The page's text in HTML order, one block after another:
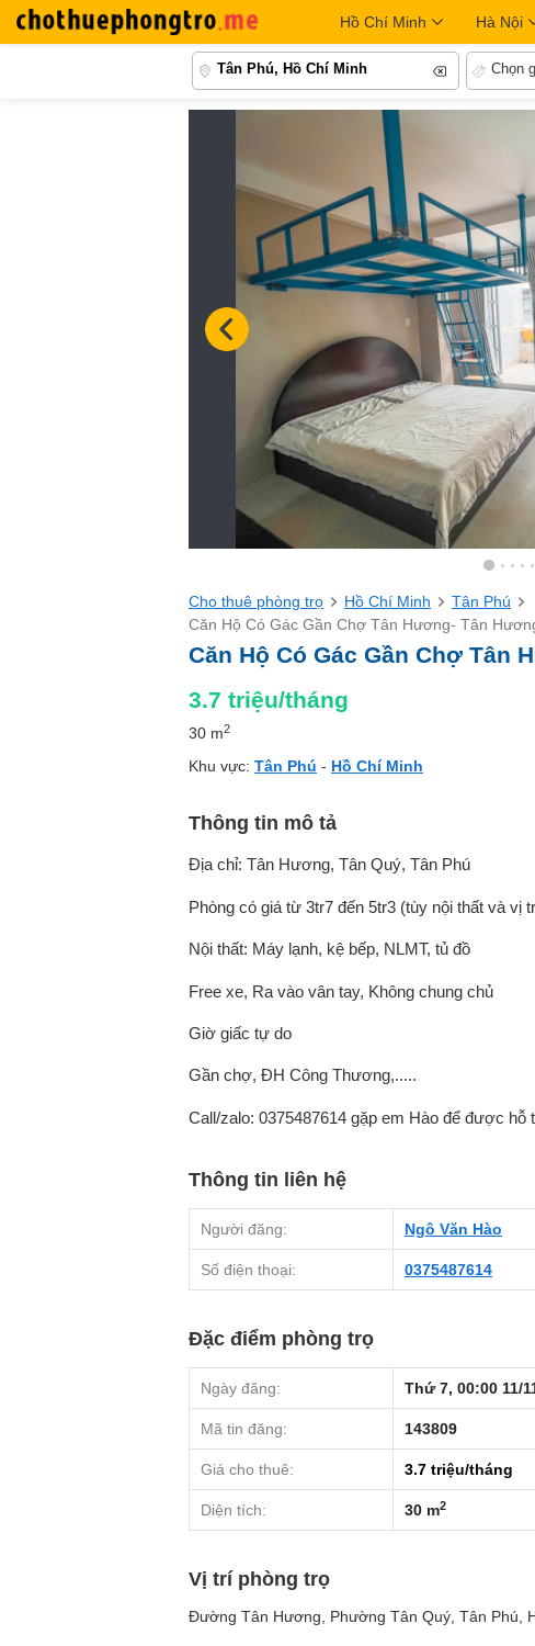
Hồ Chí Minh Hà Nội
Tân Phú, Hồ Chí Minh Chọn
Cho thuê phòng trọ Hồ Chí Minh
Tân Phú
Căn Hộ Có Gác Gần Chợ Tân Hương- Tân
Căn Hộ Có Gác Gần Chợ Tân
3.7 triệu/tháng
30 m2
Khu vực: Tân Phú - Hồ Chí Minh
Thông tin mô tả
Địa chỉ: Tân Hương, Tân Quý, Tân Phú
Phòng có giá từ 3tr7 đến 5tr3 (tùy nội thất và vị
Nội thất: Máy lạnh, kệ bếp, NLMT, tủ đồ
Free xe, Ra vào vân tay, Không chung chủ
Giờ giấc tự do
Gần chợ, ĐH Công Thương,.....
Call/zalo: 0375487614 gặp em Hào để được
Thông tin liên hệ
Người đăng: Ngô Văn Hào
Số điện thoại: 0375487614
Đặc điểm phòng trọ
Ngày đăng: Thứ 7, 00:00 11/
Mã tin đăng: 143809
Giá cho thuê: 3.7 triệu/tháng
Diện tích: 30 m2
Vị trí phòng trọ
Đường Tân Hương, Phường Tân Quý, Tân Phú,